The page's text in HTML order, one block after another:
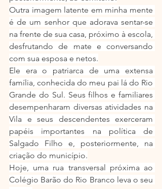
Outra imagem latente em minha mente
é de um senhor que adorava sentar-se
na frente de sua casa, próximo à escola,
desfrutando de mate e conversando
com sua esposa e netos.
Ele era o patriarca de uma extensa
família, conhecida do meu pai lá do Rio
Grande do Sul. Seus filhos e familiares
desempenharam diversas atividades na
Vila e seus descendentes exerceram
papéis importantes na política de
Salgado Filho e, posteriormente, na
criação do município.
Hoje, uma rua transversal próxima ao
Colégio Barão do Rio Branco leva o seu